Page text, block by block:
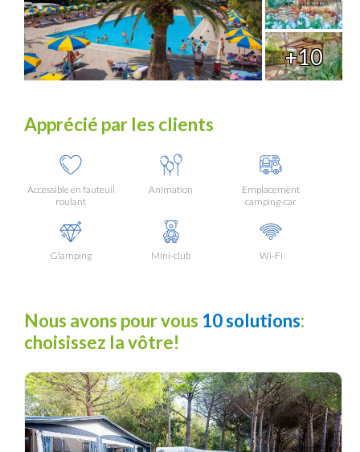
+10
Apprécié par les clients
Accessible en fauteuil
roulant
Animation
Emplacement
camping-car
Glamping Mini-club Wi-Fi
Nous avons pour vous 10 solutions:
choisissez la vôtre!